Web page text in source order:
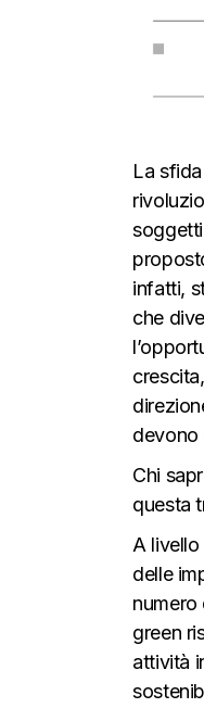
La
infatti,
che
devono
Chi
questa
A
delle
numero
green
attività